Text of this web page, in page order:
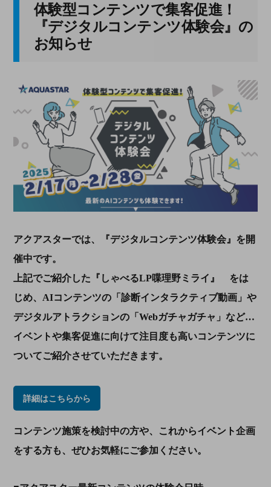
体験型コンテンツで集客促進！
『デジタルコンテンツ体験会』の
お知らせ
アクアスターでは、『デジタルコンテンツ体験会』を開
催中です。
上記でご紹介した『しゃべるLP喋理野ミライ』 をは
じめ、AIコンテンツの「診断インタラクティブ動画」や
デジタルアトラクションの「Webガチャガチャ」など…
イベントや集客促進に向けて注目度も高いコンテンツに
ついてご紹介させていただきます。
詳細はこちらから
コンテンツ施策を検討中の方や、これからイベント企画
をする方も、ぜひお気軽にご参加ください。